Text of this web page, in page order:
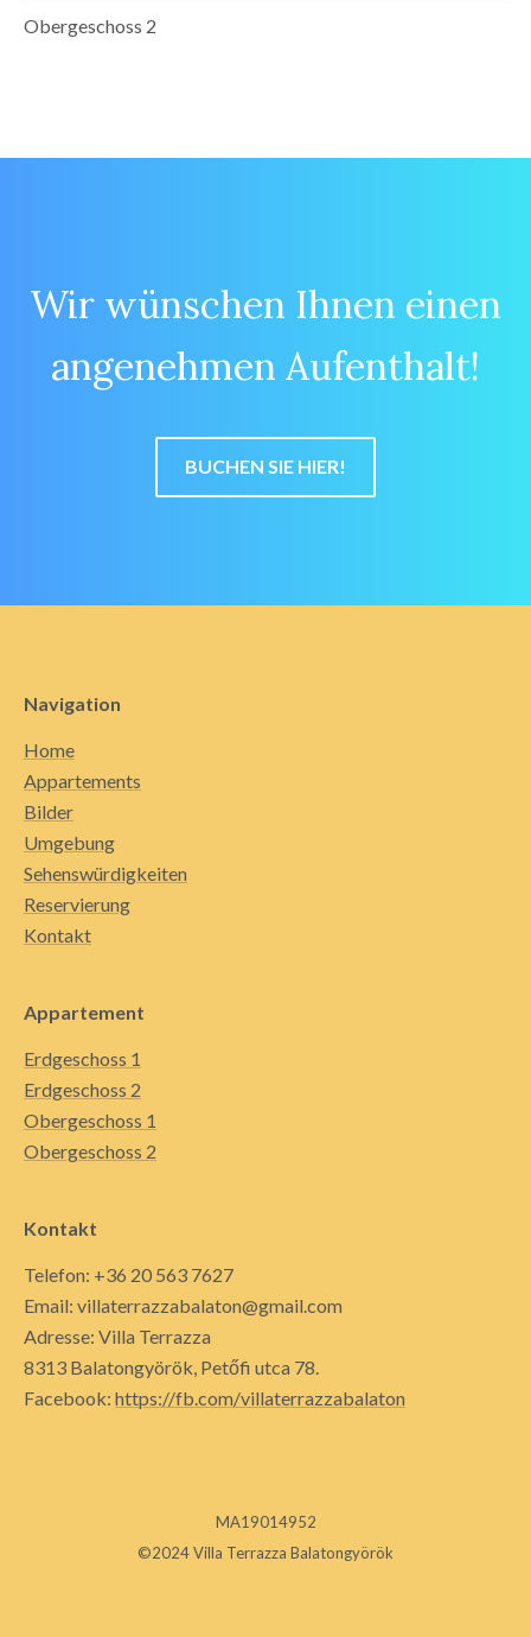
Obergeschoss 2
Wir wünschen Ihnen einen
angenehmen Aufenthalt!
BUCHEN SIE HIER!
Navigation
Home
Appartements
Bilder
Umgebung
Sehenswürdigkeiten
Reservierung
Kontakt
Appartement
Erdgeschoss 1
Erdgeschoss 2
Obergeschoss 1
Obergeschoss 2
Kontakt
Telefon: +36 20 563 7627
Email: villaterrazzabalaton@gmail.com
Adresse: Villa Terrazza
8313 Balatongyörök, Petőfi utca 78.
Facebook: https://fb.com/villaterrazzabalaton
MA19014952
©2024 Villa Terrazza Balatongyörök